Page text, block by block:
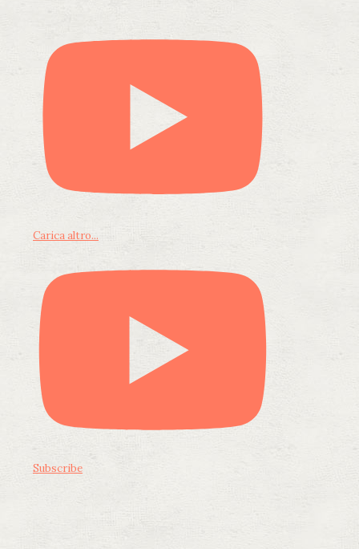
Carica altro...
Subscribe